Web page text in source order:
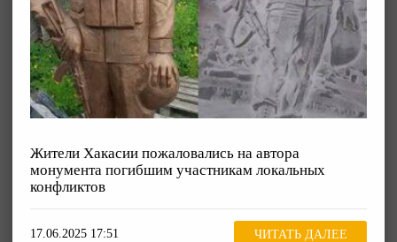
Жители Хакасии пожаловались на автора
монумента погибшим участникам локальных
конфликтов
17.06.2025 17:51 ЧИТАТЬ ДАЛЕЕ